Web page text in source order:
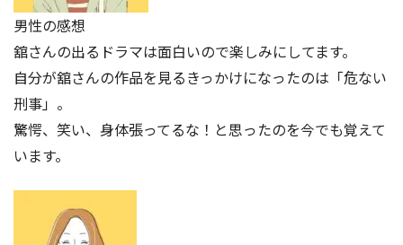
男性の感想
舘さんの出るドラマは面白いので楽しみにしてます。
自分が舘さんの作品を見るきっかけになったのは「危ない
刑事」。
驚愕、笑い、身体張ってるな！と思ったのを今でも覚えて
います。